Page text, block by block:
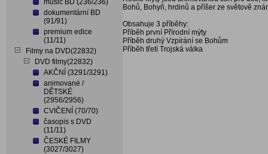
music BD (236/236)
dokumentární BD
(91/91)
premium edice
(11/11)
Filmy na DVD(22832)
DVD filmy(22832)
AKČNÍ (3291/3291)
animované /
DĚTSKÉ
(2956/2956)
CVIČENÍ (70/70)
časopis s DVD
(11/11)
ČESKÉ FILMY
(3027/3027)
Bohů, Bohyň, hrdinů a příšer ze světově
Obsahuje 3 příběhy:
Příběh první Přírodní mýty
Příběh druhý Vzpírání se Bohům
Příběh třetí Trojská válka